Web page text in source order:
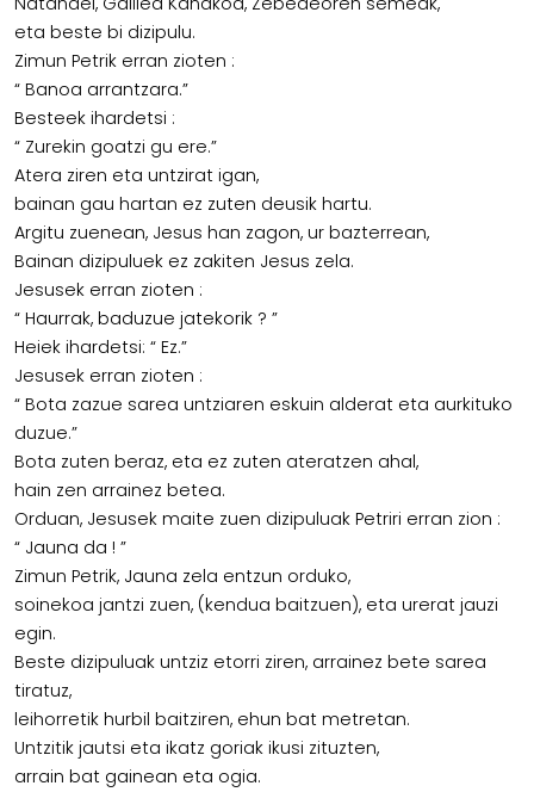
eta beste bi dizipulu.
Zimun Petrik erran zioten :
“ Banoa arrantzara.”
Besteek ihardetsi :
“ Zurekin goatzi gu ere.”
Atera ziren eta untzirat igan,
bainan gau hartan ez zuten deusik hartu.
Argitu zuenean, Jesus han zagon, ur bazterrean,
Bainan dizipuluek ez zakiten Jesus zela.
Jesusek erran zioten :
“ Haurrak, baduzue jatekorik ? ”
Heiek ihardetsi: “ Ez.”
Jesusek erran zioten :
“ Bota zazue sarea untziaren eskuin alderat eta aurkituko
duzue.”
Bota zuten beraz, eta ez zuten ateratzen ahal,
hain zen arrainez betea.
Orduan, Jesusek maite zuen dizipuluak Petriri erran zion :
“ Jauna da ! ”
Zimun Petrik, Jauna zela entzun orduko,
soinekoa jantzi zuen, (kendua baitzuen), eta urerat jauzi
egin.
Beste dizipuluak untziz etorri ziren, arrainez bete sarea
tiratuz,
leihorretik hurbil baitziren, ehun bat metretan.
Untzitik jautsi eta ikatz goriak ikusi zituzten,
arrain bat gainean eta ogia.